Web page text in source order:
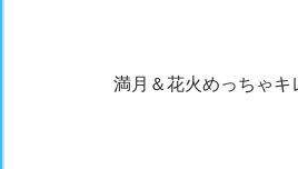
満月＆花火めっちゃキ